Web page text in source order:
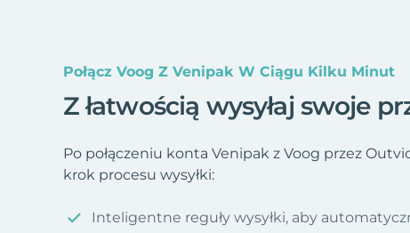
Połącz Voog Z Venipak W Ciągu Kilku Minut
Z łatwością wysyłaj swoje
Po połączeniu konta Venipak z Voog przez
krok procesu wysyłki:
Inteligentne reguły wysyłki, aby